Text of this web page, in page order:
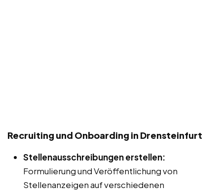
Recruiting und Onboarding in Drensteinfurt
Stellenausschreibungen erstellen:
Formulierung und Veröffentlichung von
Stellenanzeigen auf verschiedenen